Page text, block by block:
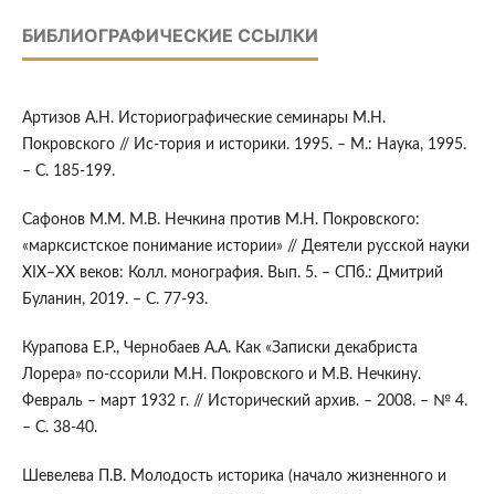
БИБЛИОГРАФИЧЕСКИЕ ССЫЛКИ
Артизов А.Н. Историографические семинары М.Н.
Покровского // Ис-тория и историки. 1995. – М.: Наука, 1995.
– С. 185-199.
Сафонов М.М. М.В. Нечкина против М.Н. Покровского:
«марксистское понимание истории» // Деятели русской науки
XIX–XX веков: Колл. монография. Вып. 5. – СПб.: Дмитрий
Буланин, 2019. – С. 77-93.
Курапова Е.Р., Чернобаев А.А. Как «Записки декабриста
Лорера» по-ссорили М.Н. Покровского и М.В. Нечкину.
Февраль – март 1932 г. // Исторический архив. – 2008. – № 4.
– С. 38-40.
Шевелева П.В. Молодость историка (начало жизненного и